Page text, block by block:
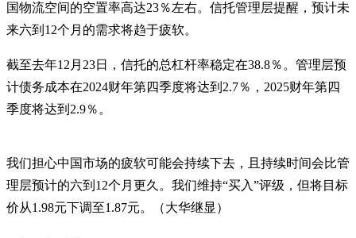
国物流空间的空置率高达23％左右。信托管理层提醒，预计未
来六到12个月的需求将趋于疲软。
截至去年12月23日，信托的总杠杆率稳定在38.8％。管理层预
计债务成本在2024财年第四季度将达到2.7％，2025财年第四
季度将达到2.9％。
我们担心中国市场的疲软可能会持续下去，且持续时间会比管
理层预计的六到12个月更久。我们维持“买入”评级，但将目标
价从1.98元下调至1.87元。（大华继显）